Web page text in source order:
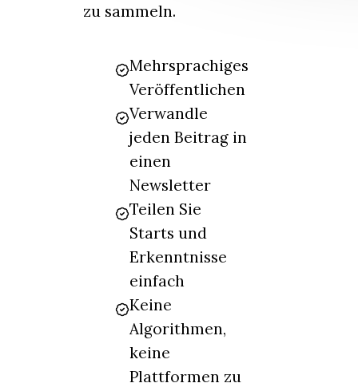
zu sammeln.
Mehrsprachiges
Veröffentlichen
Verwandle
jeden Beitrag in
einen
Newsletter
Teilen Sie
Starts und
Erkenntnisse
einfach
Keine
Algorithmen,
keine
Plattformen zu